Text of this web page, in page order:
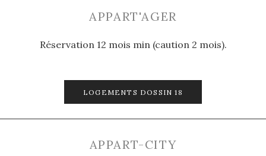
APPART'AGER
Réservation 12 mois min (caution 2 mois).
LOGEMENTS DOSSIN 18
APPART-CITY